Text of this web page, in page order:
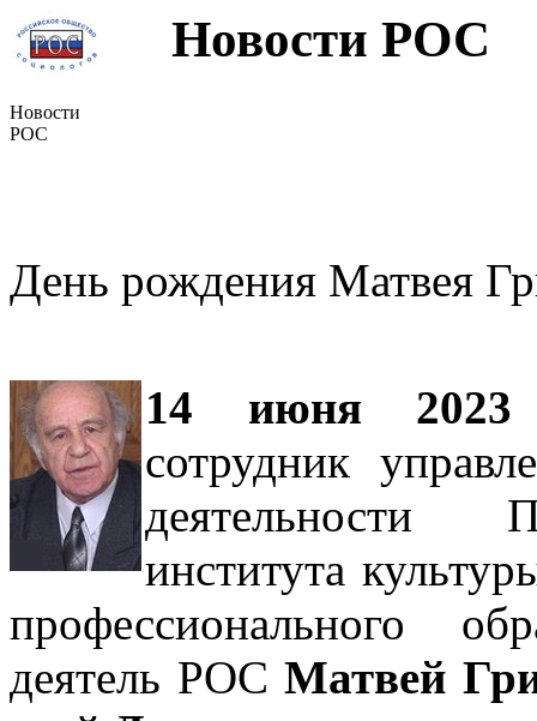
Новости РОС
Новости
РОС
День рождения Матвея
14 июня 2023
сотрудник
деятельности
института
профессионального
деятель РОСМатвей